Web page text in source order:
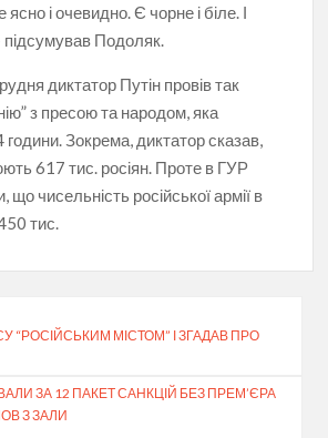
і очевидно. Є чорне і біле. І
підсумував Подоляк.
диктатор Путін провів так
з пресою та народом, яка
Зокрема, диктатор сказав,
617 тис. росіян. Проте в ГУР
чисельність російської армії в
тис.
“РОСІЙСЬКИМ МІСТОМ” І ЗГАДАВ ПРО
ЗА 12 ПАКЕТ САНКЦІЙ БЕЗ ПРЕМ’ЄРА
З ЗАЛИ